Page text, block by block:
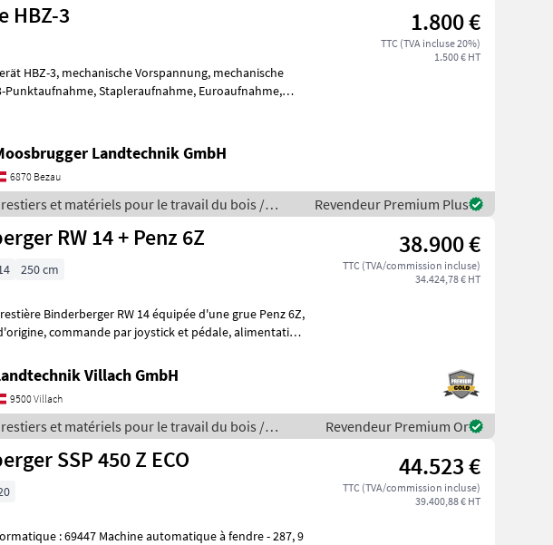
HBZ-3 1.800 €
TTC (TVA incluse 20%)
1.500 € HT
Vorspannung, mechanische
Landtechnik GmbH
6870 Bezau
et matériels pour le travail du bois /
Revendeur Premium Plus
RW 14 + Penz 6Z 38.900 €
TTC (TVA/commission incluse)
34.424,78 € HT
250 cm
Binderberger RW 14 équipée d'une grue Penz 6Z,
et pédale, alimentation
Villach GmbH
9500 Villach
et matériels pour le travail du bois /
Revendeur Premium Or
SSP 450 Z ECO 44.523 €
TTC (TVA/commission incluse)
39.400,88 € HT
Machine automatique à fendre - 287, 9